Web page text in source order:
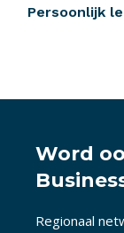
Persoonlijk
Word
Regionaal